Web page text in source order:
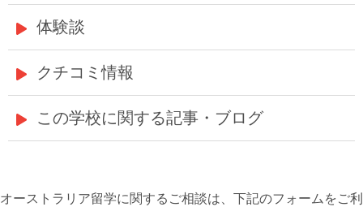
体験談
クチコミ情報
この学校に関する記事・ブログ
オーストラリア留学に関するご相談は、下記のフォームをご利